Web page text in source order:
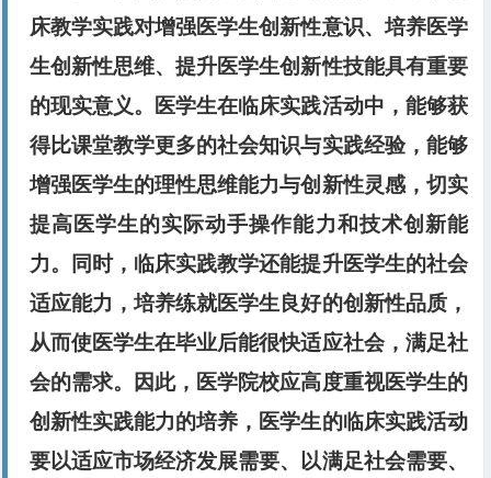
床教学实践对增强医学生创新性意识、培养医学
生创新性思维、提升医学生创新性技能具有重要
的现实意义。医学生在临床实践活动中，能够获
得比课堂教学更多的社会知识与实践经验，能够
增强医学生的理性思维能力与创新性灵感，切实
提高医学生的实际动手操作能力和技术创新能
力。同时，临床实践教学还能提升医学生的社会
适应能力，培养练就医学生良好的创新性品质，
从而使医学生在毕业后能很快适应社会，满足社
会的需求。因此，医学院校应高度重视医学生的
创新性实践能力的培养，医学生的临床实践活动
要以适应市场经济发展需要、以满足社会需要、